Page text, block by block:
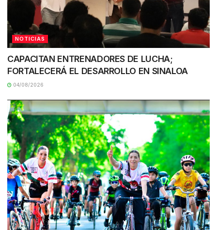
NOTICIAS
CAPACITAN ENTRENADORES DE LUCHA;
FORTALECERÁ EL DESARROLLO EN SINALOA
04/08/2026